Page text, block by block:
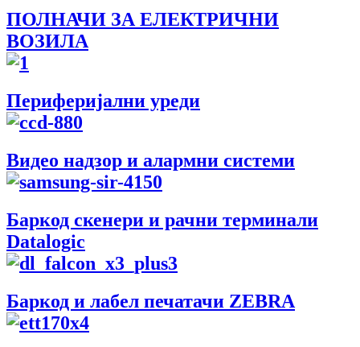
ПОЛНАЧИ ЗА ЕЛЕКТРИЧНИ
ВОЗИЛА
Периферијални уреди
Видео надзор и алармни системи
Баркод скенери и рачни терминали
Datalogic
Баркод и лабел печатачи ZEBRA